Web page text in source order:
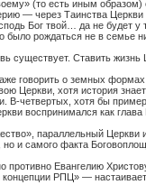
(то есть иным образом)
— через Таинства
Бог твой… да не будет у
рождаться не в семье
существует. Ставить жизнь
говорить о земных формах
Церкви, хотя история
В-четвертых, хотя бы
воспринимался как глава
параллельный Церкви
и самого факта
противно Евангелию
РПЦ» —